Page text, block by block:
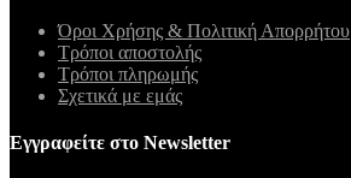
Όροι Χρήσης & Πολιτική Απορρήτου
Τρόποι αποστολής
Τρόποι πληρωμής
Σχετικά με εμάς
Εγγραφείτε στο Newsletter